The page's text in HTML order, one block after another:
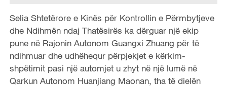
Selia Shtetërore e Kinës për Kontrollin e Përmbytjeve
dhe Ndihmën ndaj Thatësirës ka dërguar një ekip
pune në Rajonin Autonom Guangxi Zhuang për të
ndihmuar dhe udhëhequr përpjekjet e kërkim-
shpëtimit pasi një automjet u zhyt në një lumë në
Qarkun Autonom Huanjiang Maonan, tha të dielën